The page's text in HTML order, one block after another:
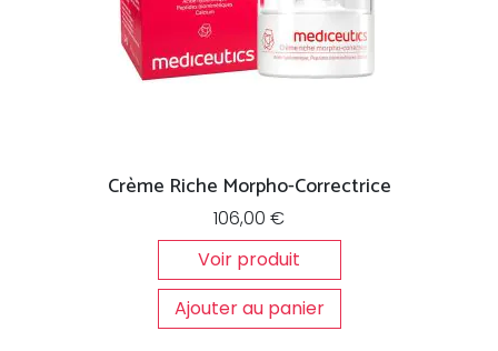
Crème Riche Morpho-Correctrice
106,00 €
Voir produit
Ajouter au panier